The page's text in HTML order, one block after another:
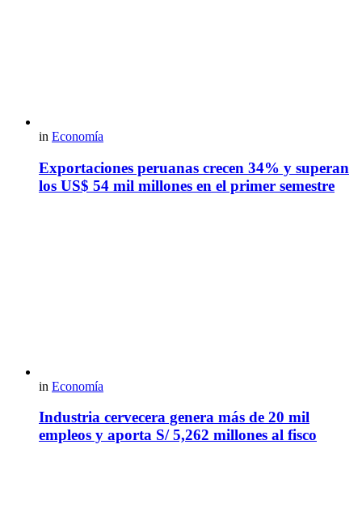
in Economía
Exportaciones peruanas crecen 34% y superan
los US$ 54 mil millones en el primer semestre
in Economía
Industria cervecera genera más de 20 mil
empleos y aporta S/ 5,262 millones al fisco